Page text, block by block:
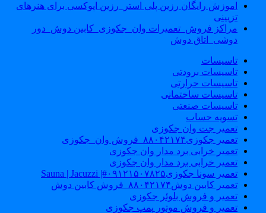
اموزش رایگان رزین پلی استر_رزین اپوکسی برای هنرهای
تزیینی
مراکز فروش_تعمیرات وان_جکوزی_کابین دوش_دور
دوشی_اتاق دوش
تاسیسات
تاسیسات برودتی
تاسیسات حرارتی
تاسیسات ساختمانی
تاسیسات صنعتی
تسویه حساب
تعمیر جت وان جکوزی
تعمیر جکوزی۸۸۰۴۲۱۷۴_فروش وان_جکوزی
تعمیر خرابی برد مدار وان جکوزی
تعمیر خرابی برد مدار وان جکوزی
تعمیر سونا جکوزی۰۹۱۲۱۵۰۷۸۲۵#| Sauna | Jacuzzi
تعمیر کابین دوش۸۸۰۴۲۱۷۴_فروش کابین دوش
تعمیر و فروش بلوئر جکوزی
تعمیر و فروش موتور پمپ جکوزی